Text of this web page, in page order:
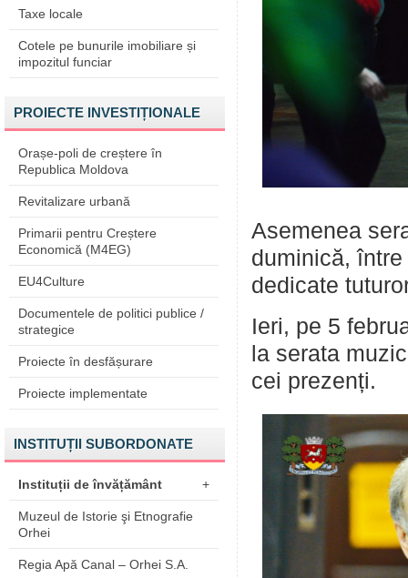
Taxe locale
Cotele pe bunurile imobiliare și
impozitul funciar
PROIECTE INVESTIȚIONALE
Orașe-poli de creștere în
Republica Moldova
Revitalizare urbană
Primarii pentru Creștere
Economică (M4EG)
EU4Culture
Documentele de politici publice /
strategice
Proiecte în desfășurare
Proiecte implementate
INSTITUȚII SUBORDONATE
Instituții de învățământ +
Muzeul de Istorie şi Etnografie
Orhei
Regia Apă Canal – Orhei S.A.
Asemenea
duminică,
dedicate
Ieri, pe 5
la serata
cei prezenți.